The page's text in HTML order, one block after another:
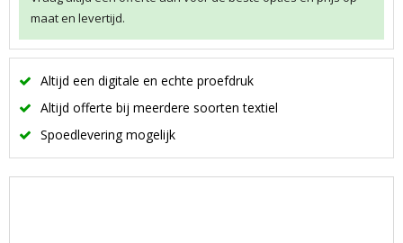
maat en levertijd.
Altijd een digitale en echte proefdruk
Altijd offerte bij meerdere soorten textiel
Spoedlevering mogelijk